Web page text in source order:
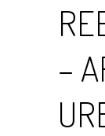
–